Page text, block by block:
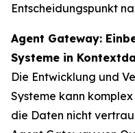
Entscheidungspunkt
Agent Gateway:
Systeme in
Die Entwicklung und
Systeme kann
die Daten nicht